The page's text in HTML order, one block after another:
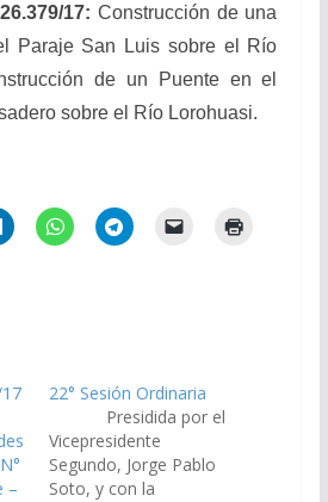
17: Construcción de una
Paraje San Luis sobre el Río
de un Puente en el
sobre el Río Lorohuasi.
–
22° Sesión Ordinaria
Presidida por el
Vicepresidente
Segundo, Jorge Pablo
Soto, y con la